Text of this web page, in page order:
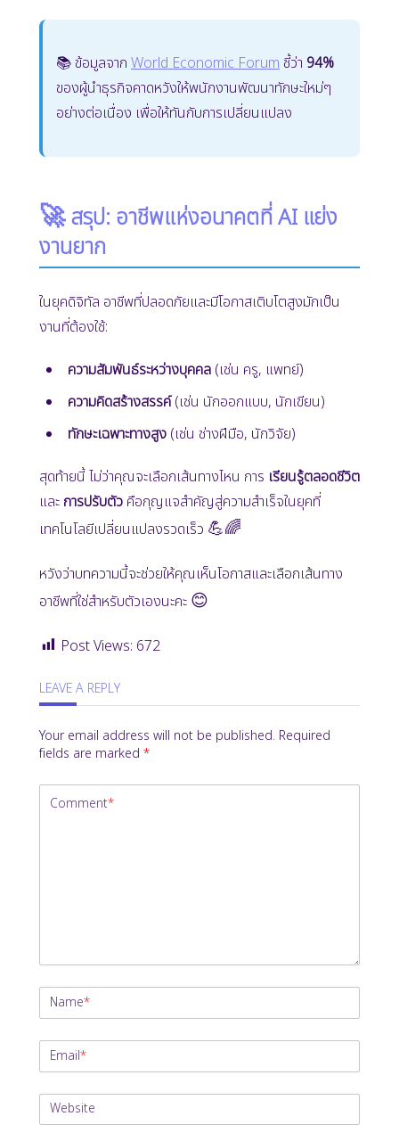
📚 ข้อมูลจาก World Economic Forum ชี้ว่า 94%
ของผู้นำธุรกิจคาดหวังให้พนักงานพัฒนาทักษะใหม่ๆ
อย่างต่อเนื่อง เพื่อให้ทันกับการเปลี่ยนแปลง
🚀สรุป: อาชีพแห่งอนาคตที่ AI แย่ง
งานยาก
ในยุคดิจิทัล อาชีพที่ปลอดภัยและมีโอกาสเติบโตสูงมักเป็น
งานที่ต้องใช้:
ความสัมพันธ์ระหว่างบุคคล (เช่น ครู, แพทย์)
ความคิดสร้างสรรค์(เช่น นักออกแบบ, นักเขียน)
ทักษะเฉพาะทางสูง (เช่น ช่างฝีมือ, นักวิจัย)
สุดท้ายนี้ ไม่ว่าคุณจะเลือกเส้นทางไหน การ เรียนรู้ตลอดชีวิต
และ การปรับตัว คือกุญแจสำคัญสู่ความสำเร็จในยุคที่
เทคโนโลยีเปลี่ยนแปลงรวดเร็ว 💪🌈
หวังว่าบทความนี้จะช่วยให้คุณเห็นโอกาสและเลือกเส้นทาง
อาชีพที่ใช่สำหรับตัวเองนะคะ 😊
Post Views: 672
LEAVE A REPLY
Your email address will not be published. Required
fields are marked *
Comment*
Name*
Email*
Website